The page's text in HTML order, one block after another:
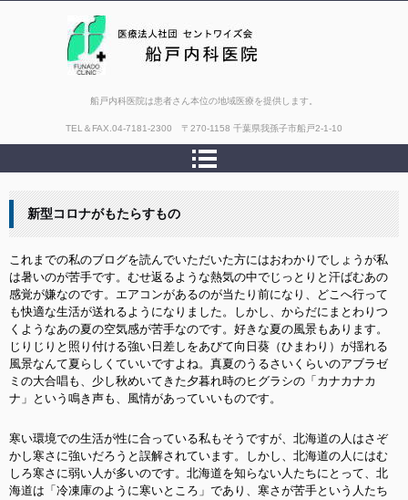
船戸内科医院は患者さん本位の地域医療を提供します。
TEL＆FAX. 04-7181-2300 〒270-1158 千葉県我孫子市船戸2-1-10
新型コロナがもたらすもの
これまでの私のブログを読んでいただいた方にはおわかりでしょうが私
は暑いのが苦手です。むせ返るような熱気の中でじっとりと汗ばむあの
感覚が嫌なのです。エアコンがあるのが当たり前になり、どこへ行って
も快適な生活が送れるようになりました。しかし、からだにまとわりつ
くようなあの夏の空気感が苦手なのです。好きな夏の風景もあります。
じりじりと照り付ける強い日差しをあびて向日葵（ひまわり）が揺れる
風景なんて夏らしくていいですよね。真夏のうるさいくらいのアブラゼ
ミの大合唱も、少し秋めいてきた夕暮れ時のヒグラシの「カナカナカ
ナ」という鳴き声も、風情があっていいものです。
寒い環境での生活が性に合っている私もそうですが、北海道の人はさぞ
かし寒さに強いだろうと誤解されています。しかし、北海道の人にはむ
しろ寒さに弱い人が多いのです。北海道を知らない人たちにとって、北
海道は「冷凍庫のように寒いところ」であり、寒さが苦手という人たち